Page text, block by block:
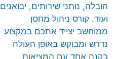
הובלה, נותני שירותים, יבואנים
ועוד. קורס ניהול מחסן
ממוחשב יצייד אתכם במקצוע
נדרש ומבוקש באופן העולה
בקנה אחד עם המציאות